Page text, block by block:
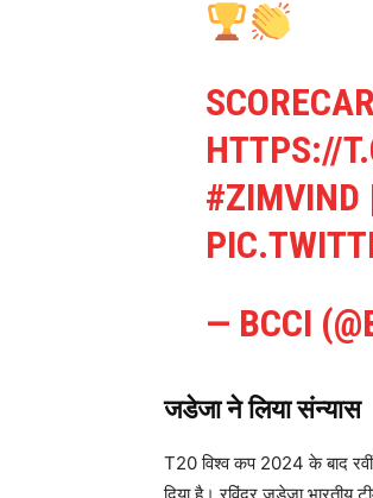
HTTPS://
#ZIMVIND
— BCCI
जडेजा ने लिया संन्यास
T20 विश्व कप 2024 के बाद